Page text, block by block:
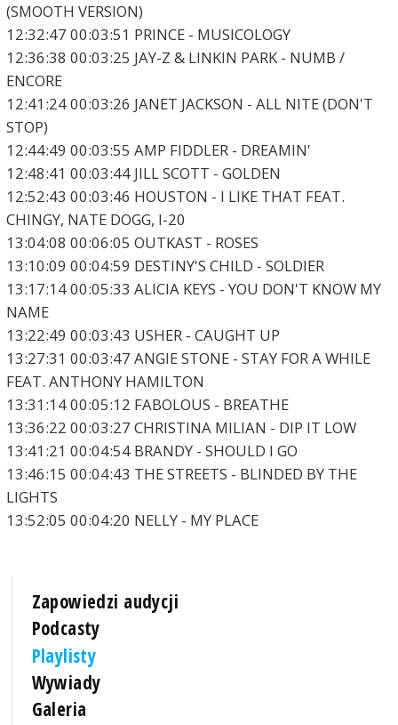
(SMOOTH VERSION)
12:32:47 00:03:51 PRINCE - MUSICOLOGY
12:36:38 00:03:25 JAY-Z & LINKIN PARK - NUMB /
ENCORE
12:41:24 00:03:26 JANET JACKSON - ALL NITE (DON'T
STOP)
12:44:49 00:03:55 AMP FIDDLER - DREAMIN'
12:48:41 00:03:44 JILL SCOTT - GOLDEN
12:52:43 00:03:46 HOUSTON - I LIKE THAT FEAT.
CHINGY, NATE DOGG, I-20
13:04:08 00:06:05 OUTKAST - ROSES
13:10:09 00:04:59 DESTINY'S CHILD - SOLDIER
13:17:14 00:05:33 ALICIA KEYS - YOU DON'T KNOW MY
NAME
13:22:49 00:03:43 USHER - CAUGHT UP
13:27:31 00:03:47 ANGIE STONE - STAY FOR A WHILE
FEAT. ANTHONY HAMILTON
13:31:14 00:05:12 FABOLOUS - BREATHE
13:36:22 00:03:27 CHRISTINA MILIAN - DIP IT LOW
13:41:21 00:04:54 BRANDY - SHOULD I GO
13:46:15 00:04:43 THE STREETS - BLINDED BY THE
LIGHTS
13:52:05 00:04:20 NELLY - MY PLACE
Zapowiedzi audycji
Podcasty
Playlisty
Wywiady
Galeria